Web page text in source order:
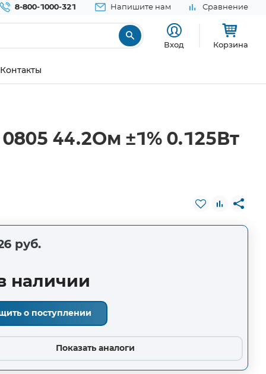
8-800-1000-321 Напишите нам Сравнение
Вход Корзина
Контакты
44.2Ом ±1% 0.125Вт
руб.
наличии
о поступлении
Показать аналоги